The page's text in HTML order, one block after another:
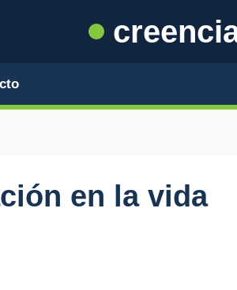
en la vida